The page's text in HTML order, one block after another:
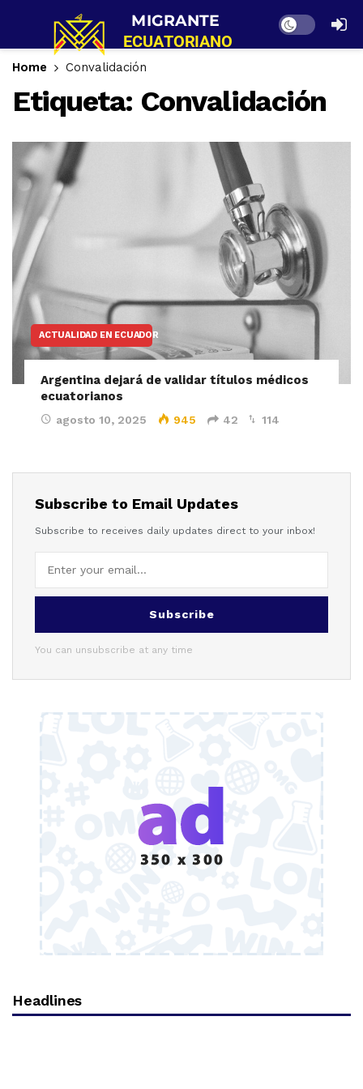
Dark mode
Home Convalidación
Etiqueta: Convalidación
ACTUALIDAD EN ECUADOR
Argentina dejará de validar títulos médicos
ecuatorianos
agosto 10, 2025 945 42 114
Subscribe to Email Updates
Subscribe to receives daily updates direct to your inbox!
Subscribe
You can unsubscribe at any time
Headlines